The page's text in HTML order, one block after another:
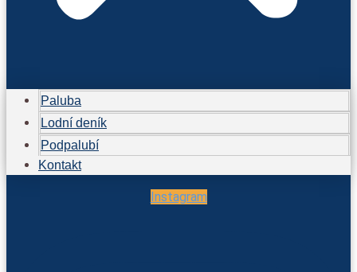
Paluba
Lodní deník
Podpalubí
Kontakt
Instagram